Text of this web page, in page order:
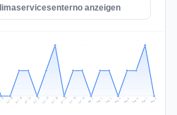
anzeigen
Jul 23 Jul 24 Jul 25 Jul 26 Jul 27 Jul 28 Jul 29 Jul 30 Jul 31 Aug 1 Aug 2 Aug 3 Aug 4 Aug 5 Aug 6 Aug 7 Aug 8